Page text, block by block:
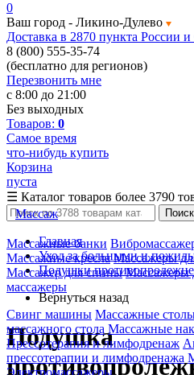
0
Ваш город - Ликино-Дулево
Доставка в 2870 пункта России
8 (800) 555-35-74
(бесплатно для регионов)
Перезвонить мне
с 8:00 до 21:00
Без выходных
Товаров: 0
Самое время
что-нибудь купить
Корзина
пуста
☰ Каталог товаров более 3790
Массаж
Массажные банки
Массажные кресла Массажеры
Массажер для спины Массажеры
массажеры
Свинг машины Массажные
массажного стола Массажные
Прессотерапия и лимфодренаж
прессотерапии и лимфодренажа
Электромассажеры
Поиск
Главная
Уход за больными и
Подушки
Вернуться назад
Подушка